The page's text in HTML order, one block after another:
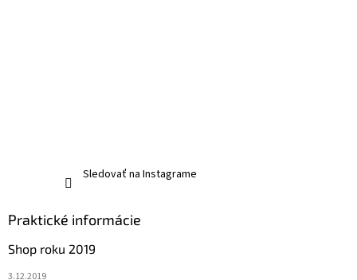
Sledovať na Instagrame
Praktické informácie
Shop roku 2019
3.12.2019